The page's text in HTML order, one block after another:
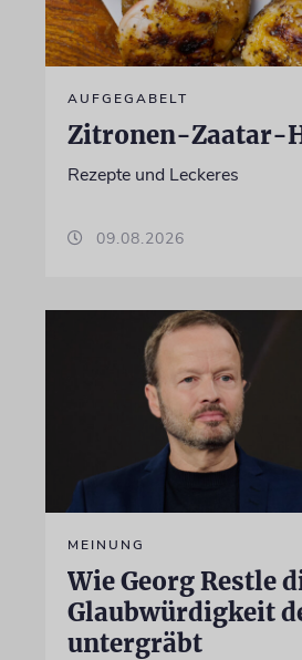
AUFGEGABELT
Zitronen-Zaatar-
Rezepte und Leckeres
09.08.2026
MEINUNG
Wie Georg Restle
Glaubwürdigkeit
untergräbt